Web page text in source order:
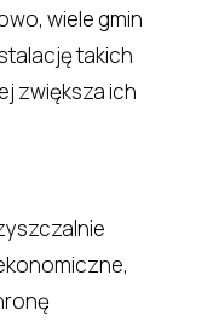
wiele gmin
takich
zwiększa ich